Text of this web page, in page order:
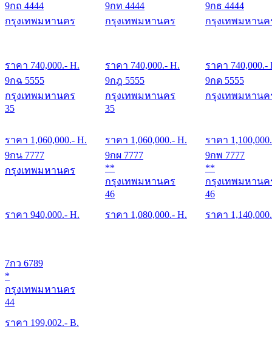
9กถ 4444
กรุงเทพมหานคร
ราคา 740,000.- H.
9กท 4444
กรุงเทพมหานคร
ราคา 740,000.- H.
9กธ 4444
กรุงเทพมหานค
ราคา 740,000.-
9กฉ 5555
กรุงเทพมหานคร
35
ราคา 1,060,000.- H.
9กฎ 5555
กรุงเทพมหานคร
35
ราคา 1,060,000.- H.
9กด 5555
กรุงเทพมหานค
ราคา 1,100,000
9กน 7777
กรุงเทพมหานคร
ราคา 940,000.- H.
9กผ 7777
**
กรุงเทพมหานคร
46
ราคา 1,080,000.- H.
9กพ 7777
**
กรุงเทพมหานค
46
ราคา 1,140,000
7กว 6789
*
กรุงเทพมหานคร
44
ราคา 199,002.- B.